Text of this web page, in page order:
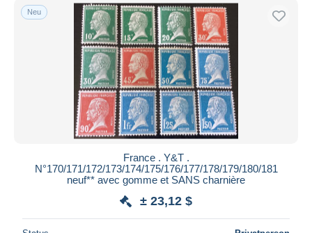
Neu
France . Y&T .
N°170/171/172/173/174/175/176/177/178/179/180/181
neuf** avec gomme et SANS charnière
± 23,12 $